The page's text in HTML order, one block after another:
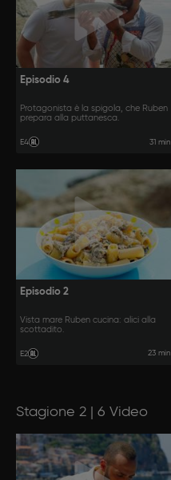
Episodio 4
Protagonista è la spigola, che Ruben
prepara alla puttanesca.
E4 31 min
Episodio 2
Vista mare Ruben cucina: alici alla
scottadito.
E2 23 min
Stagione 2 | 6 Video